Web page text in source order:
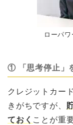
ローパ
① 「思考停止」
クレジットカー
きがちですが、
ておく ことが重